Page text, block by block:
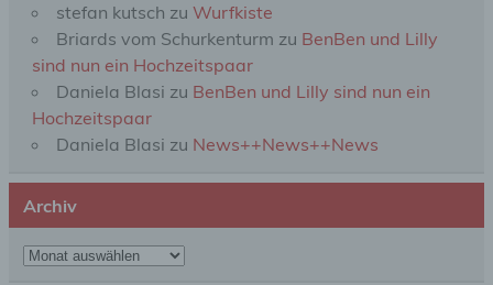
stefan kutsch zu Wurfkiste
Briards vom Schurkenturm zu BenBen und Lilly
sind nun ein Hochzeitspaar
Daniela Blasi zu BenBen und Lilly sind nun ein
Hochzeitspaar
Daniela Blasi zu News++News++News
Archiv
Archiv
Verantwortlicher oder für die Verarbeitung
Verantwortlicher ist die natürliche oder juristische
Person, Behörde, Einrichtung oder andere Stelle,
die allein oder gemeinsam mit anderen über die
Zwecke und Mittel der Verarbeitung von
personenbezogenen Daten entscheidet. Sind die
Zwecke und Mittel dieser Verarbeitung durch das
Unionsrecht oder das Recht der Mitgliedstaaten
seiner Benennung nach dem Unionsrecht oder
dem Recht der Mitgliedstaaten vorgesehen
werden.